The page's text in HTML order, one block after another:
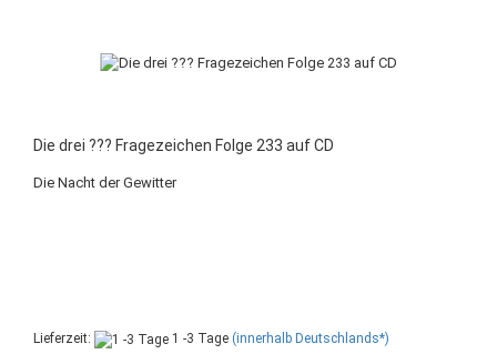
Die drei ??? Fragezeichen Folge 233 auf CD
Die Nacht der Gewitter
Lieferzeit: 1 -3 Tage (innerhalb Deutschlands*)